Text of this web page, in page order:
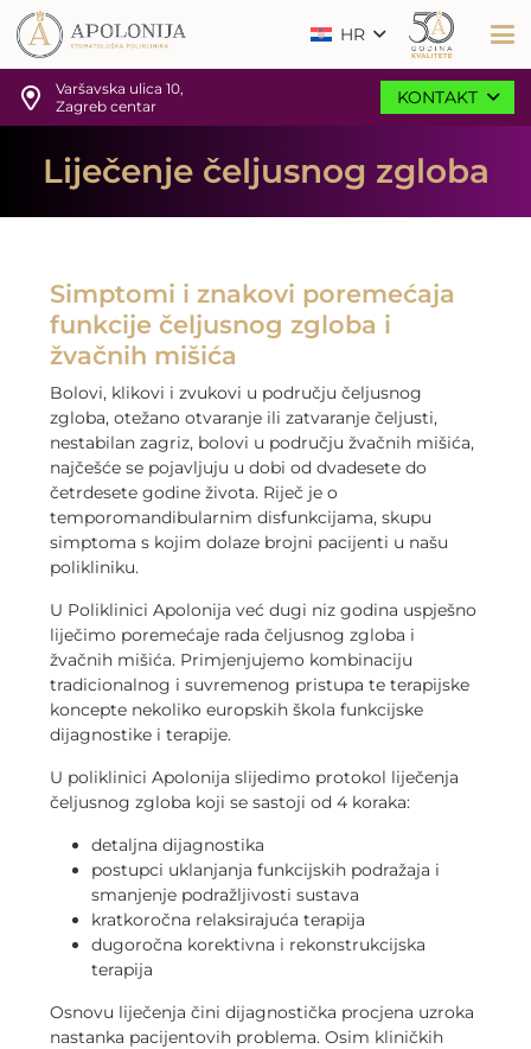
HR
Varšavska ulica 10,
Zagreb centar
KONTAKT
Liječenje čeljusnog zgloba
Simptomi i znakovi poremećaja
funkcije čeljusnog zgloba i
žvačnih mišića
Bolovi, klikovi i zvukovi u području čeljusnog
zgloba, otežano otvaranje ili zatvaranje čeljusti,
nestabilan zagriz, bolovi u području žvačnih mišića,
najčešće se pojavljuju u dobi od dvadesete do
četrdesete godine života. Riječ je o
temporomandibularnim disfunkcijama, skupu
simptoma s kojim dolaze brojni pacijenti u našu
polikliniku.
U Poliklinici Apolonija već dugi niz godina uspješno
liječimo poremećaje rada čeljusnog zgloba i
žvačnih mišića. Primjenjujemo kombinaciju
tradicionalnog i suvremenog pristupa te terapijske
koncepte nekoliko europskih škola funkcijske
dijagnostike i terapije.
U poliklinici Apolonija slijedimo protokol liječenja
čeljusnog zgloba koji se sastoji od 4 koraka:
detaljna dijagnostika
postupci uklanjanja funkcijskih podražaja i
smanjenje podražljivosti sustava
kratkoročna relaksirajuća terapija
dugoročna korektivna i rekonstrukcijska
terapija
Osnovu liječenja čini dijagnostička procjena uzroka
nastanka pacijentovih problema. Osim kliničkih